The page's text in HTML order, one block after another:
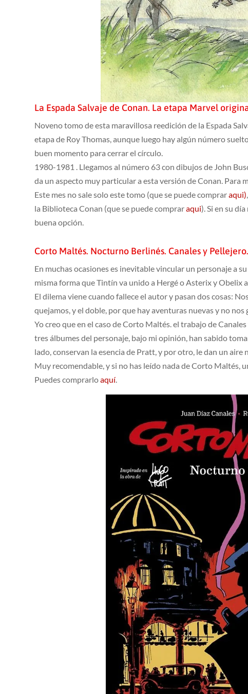
La Espada Salvaje de Conan. La etapa Marvel
Noveno tomo de esta maravillosa reedición de la Espada
etapa de Roy Thomas, aunque luego hay algún número
buen momento para cerrar el círculo.
1980-1981 . Llegamos al número 63 con dibujos de John
da un aspecto muy particular a esta versión de Conan. Para
Este mes no sale solo este tomo (que se puede compraraqui)
la Biblioteca Conan (que se puede compraraqui). Si en su
buena opción.
Corto Maltés. Nocturno Berlinés. Canales y
En muchas ocasiones es inevitable vincular un personaje a
misma forma que Tintín va unido a Hergé o Asterix y Obelix
El dilema viene cuando fallece el autor y pasan dos cosas:
quejamos, y el doble, por que hay aventuras nuevas y no nos
Yo creo que en el caso de Corto Maltés. el trabajo de
tres álbumes del personaje, bajo mi opinión, han sabido
lado, conservan la esencia de Pratt, y por otro, le dan un aire
Muy recomendable, y si no has leído nada de Corto Maltés,
Puedes comprarloaquí.